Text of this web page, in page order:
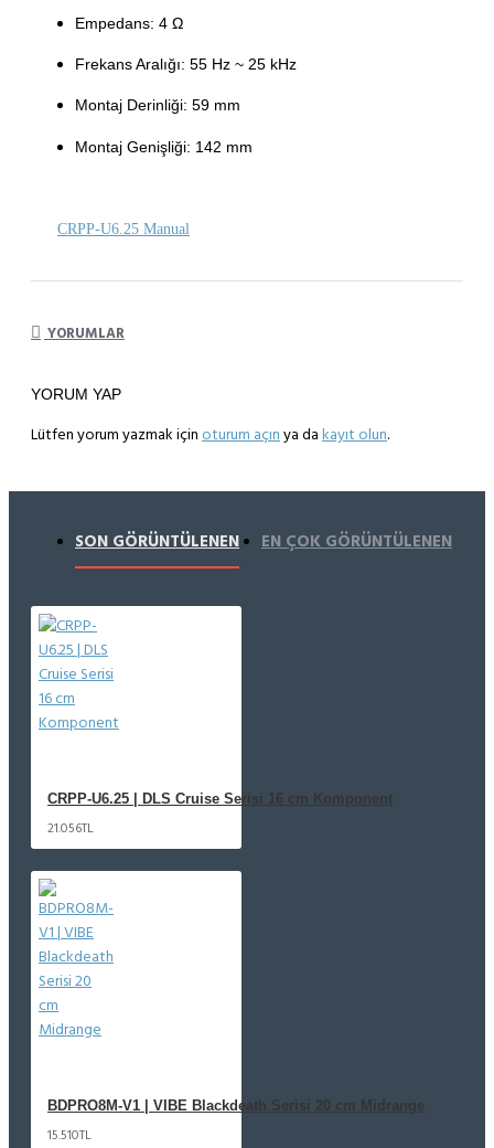
Empedans: 4 Ω
Frekans Aralığı: 55 Hz ~ 25 kHz
Montaj Derinliği: 59 mm
Montaj Genişliği: 142 mm
CRPP-U6.25 Manual
YORUMLAR
YORUM YAP
Lütfen yorum yazmak için oturum açınya da kayıt olun.
SON GÖRÜNTÜLENEN EN ÇOK GÖRÜNTÜLENEN
CRPP-U6.25 | DLS Cruise Serisi 16 cm Komponent
21.056TL
BDPRO8M-V1 | VIBE Blackdeath Serisi 20 cm Midrange
15.510TL